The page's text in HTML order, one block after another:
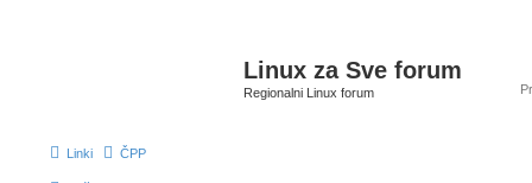
Linux za Sve forum
Regionalni Linux forum
Linki ČPP